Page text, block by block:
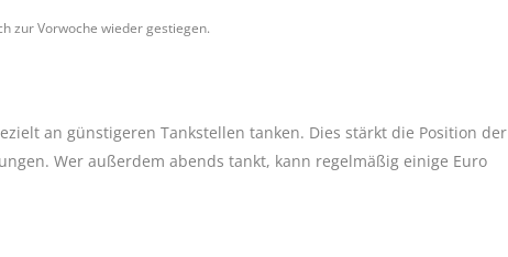
zur Vorwoche wieder gestiegen.
an günstigeren Tankstellen tanken. Dies stärkt die Position der
Wer außerdem abends tankt, kann regelmäßig einige Euro